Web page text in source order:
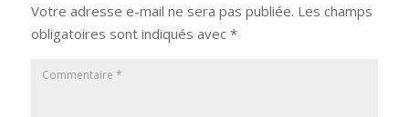
Votre adresse e-mail ne sera pas publiée. Les champs
obligatoires sont indiqués avec *